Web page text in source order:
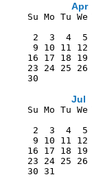
Apr
Su Mo Tu We
2  3  4  5
9 10 11 12
16 17 18 19
23 24 25
Jul
Su Mo Tu We
2  3  4  5
9 10 11 12
16 17 18 19
23 24 25 26